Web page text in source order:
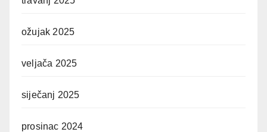
ožujak 2025
veljača 2025
siječanj 2025
prosinac 2024